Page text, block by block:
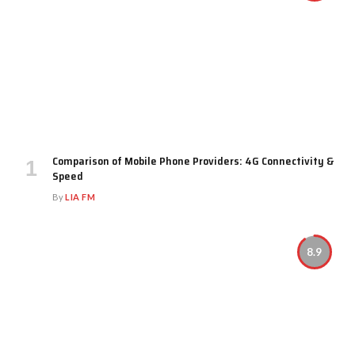
Comparison of Mobile Phone Providers: 4G Connectivity &
Speed
ByLIA FM
8.9